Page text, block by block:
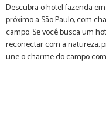
Descubra o hotel fazenda
próximo a São Paulo, com
campo. Se você busca um
reconectar com a natureza,
une o charme do campo